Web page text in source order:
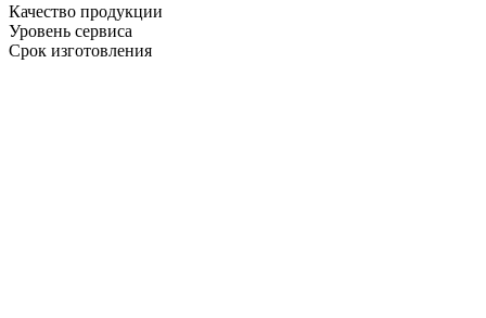
Качество продукции
Уровень сервиса
Срок изготовления